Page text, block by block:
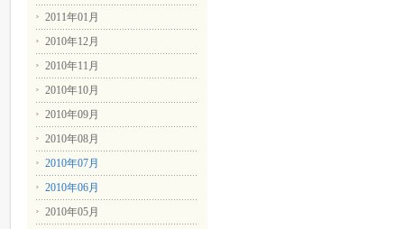
2011年01月
2010年12月
2010年11月
2010年10月
2010年09月
2010年08月
2010年07月
2010年06月
2010年05月